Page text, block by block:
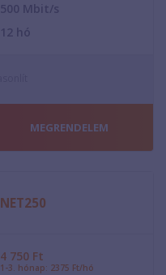
500 Mbit/s
12 hó
MEGRENDELEM
NET250
4 750 Ft
1-3. hónap: 2375 Ft/hó